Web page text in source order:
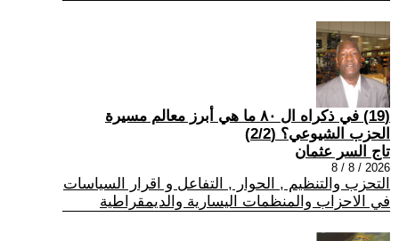
(19) في ذكراه ال ٨٠ ما هي أبرز معالم مسيرة
الحزب الشيوعي؟ (2/2)
تاج السر عثمان
2026 / 8 / 8
التحزب والتنظيم , الحوار , التفاعل و اقرار السياسات
في الاحزاب والمنظمات اليسارية والديمقراطية